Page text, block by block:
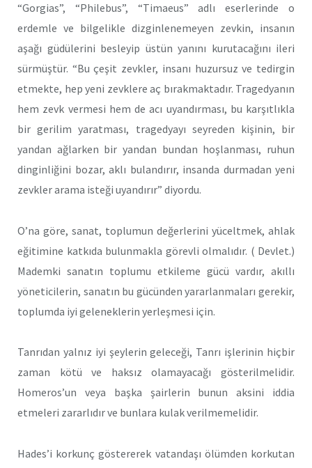
“Gorgias”, “Philebus”, “Timaeus” adlı eserlerinde o
erdemle ve bilgelikle dizginlenemeyen zevkin, insanın
aşağı güdülerini besleyip üstün yanını kurutacağını ileri
sürmüştür. “Bu çeşit zevkler, insanı huzursuz ve tedirgin
etmekte, hep yeni zevklere aç bırakmaktadır. Tragedyanın
hem zevk vermesi hem de acı uyandırması, bu karşıtlıkla
bir gerilim yaratması, tragedyayı seyreden kişinin, bir
yandan ağlarken bir yandan bundan hoşlanması, ruhun
dinginliğini bozar, aklı bulandırır, insanda durmadan yeni
zevkler arama isteği uyandırır” diyordu.
O’na göre, sanat, toplumun değerlerini yüceltmek, ahlak
eğitimine katkıda bulunmakla görevli olmalıdır. ( Devlet.)
Mademki sanatın toplumu etkileme gücü vardır, akıllı
yöneticilerin, sanatın bu gücünden yararlanmaları gerekir,
toplumda iyi geleneklerin yerleşmesi için.
Tanrıdan yalnız iyi şeylerin geleceği, Tanrı işlerinin hiçbir
zaman kötü ve haksız olamayacağı gösterilmelidir.
Homeros’un veya başka şairlerin bunun aksini iddia
etmeleri zararlıdır ve bunlara kulak verilmemelidir.
Hades’i korkunç göstererek vatandaşı ölümden korkutan